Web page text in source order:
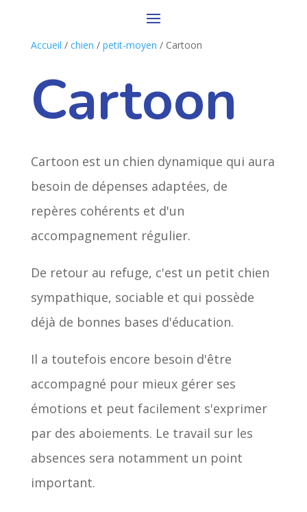
Accueil / chien / petit-moyen / Cartoon
Cartoon
Cartoon est un chien dynamique qui aura
besoin de dépenses adaptées, de
repères cohérents et d'un
accompagnement régulier.
De retour au refuge, c'est un petit chien
sympathique, sociable et qui possède
déjà de bonnes bases d'éducation.
Il a toutefois encore besoin d'être
accompagné pour mieux gérer ses
émotions et peut facilement s'exprimer
par des aboiements. Le travail sur les
absences sera notamment un point
important.